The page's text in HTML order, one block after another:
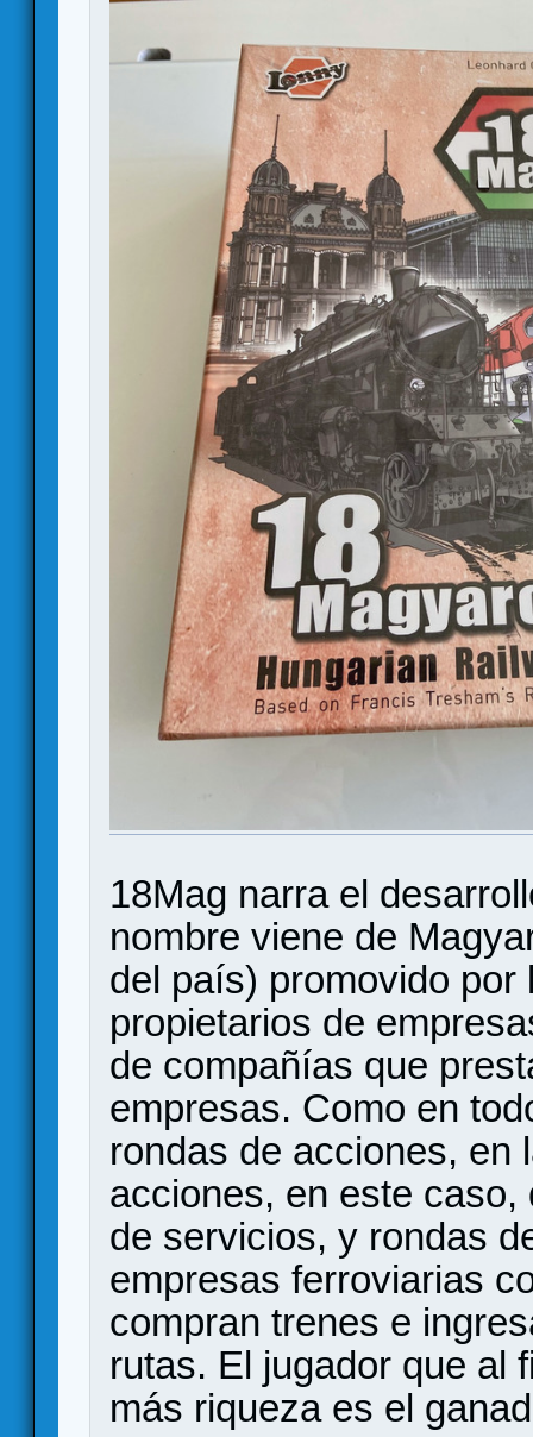
18Mag narra el
nombre viene de
del país) promovido
propietarios de
de compañías que
empresas. Como en
rondas de acciones, en
acciones, en este
de servicios, y rondas
empresas ferroviarias
compran trenes e
rutas. El jugador que al
más riqueza es el